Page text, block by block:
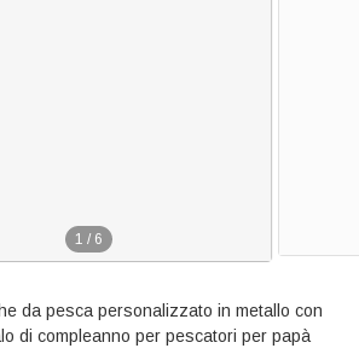
1 / 6
da pesca personalizzato in metallo con
di compleanno per pescatori per papà